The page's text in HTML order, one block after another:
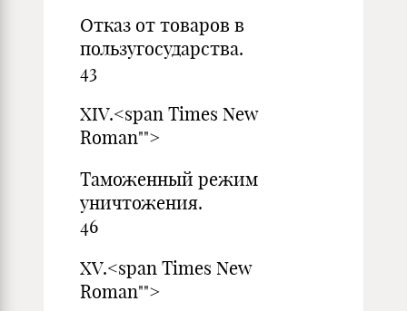
Отказ от товаров в
43
XIV.<span Times New
Roman"">
Таможенный режим
46
XV.<span Times New
Roman"">